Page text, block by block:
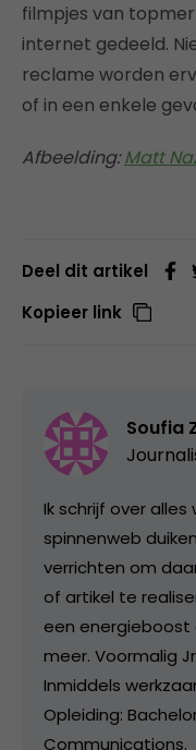
filmpjes van
internet gedeeld.
reclame worden
of in een enkele
Afbeelding:Matt
Deel dit artikel
Kopieer link
Soufia
Ik schrijf over
spinnenweb
verrichten om
of artikel te
een energieboost
meer. Voormalig
Inmiddels
Opleiding:
Communications.